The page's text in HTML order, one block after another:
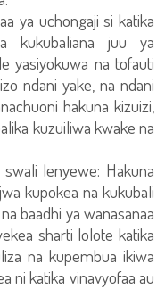
ya uchongaji si katika
kukubaliana juu ya
yasiyokuwa na tofauti
ndani yake, na ndani
hakuna kizuizi,
kuzuiliwa kwake na
lenyewe: Hakuna
kupokea na kukubali
baadhi ya wanasanaa
sharti lolote katika
na kupembua ikiwa
ni katika vinavyofaa au